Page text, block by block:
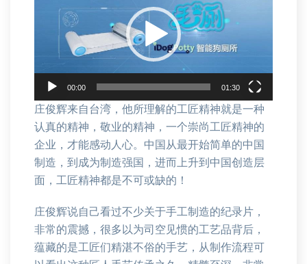
播
放
器
00:00 01:30
庄俊辉来自台湾，他所理解的工匠精神就是一种
认真的精神，敬业的精神，一个崇尚工匠精神的
企业，才能感动人心。中国从最开始简单的中国
制造，到成为制造强国，进而上升到中国创造层
面，工匠精神都是不可或缺的！
庄俊辉说自己看过不少关于手工制造的纪录片，
非常的震撼，很多以为司空见惯的工艺品背后，
蕴藏的是工匠们精湛不俗的手艺，从制作流程可